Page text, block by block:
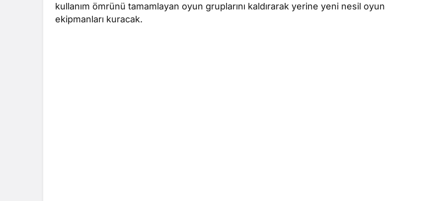
kullanım ömrünü tamamlayan oyun gruplarını kaldırarak yerine yeni nesil oyun
ekipmanları kuracak.